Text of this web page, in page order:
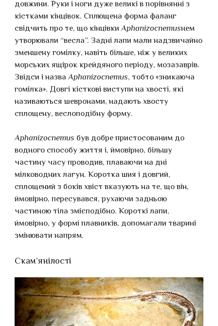
довжини. Руки і ноги дуже великі в порівнянні з
кістками кінцівок. Сплющена форма фаланг
свідчить про те, що кінцівки Aphanizocnemusнем
утворювали “весла”. Задні лапи мали надзвичайно
зменшену гомілку, навіть більше, ніж у великих
морських ящірок крейдяного періоду, мозазаврів.
Звідси і назва Aphanizocnemus, тобто «зникаюча
гомілка». Довгі кісткові виступи на хвості, які
називаються шевронами, надають хвосту
сплощену, веслоподібну форму.
Aphanizocnemus був добре пристосованим до
водного способу життя і, ймовірно, більшу
частину часу проводив, плаваючи на дні
мілководних лагун. Коротка шия і довгий,
сплощений з боків хвіст вказують на те, що він,
ймовірно, пересувався, рухаючи задньою
частиною тіла змієподібно. Короткі лапи,
ймовірно, у формі плавників, допомагали тварині
змінювати напрям.
Скам’янілості